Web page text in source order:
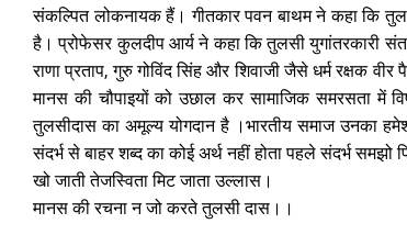
संकल्पित लोकनायक हैं। गीतकार पवन बाथम ने कहा कि
है। प्रोफेसर कुलदीप आर्य ने कहा कि तुलसी युगांतरकारी संत
राणा प्रताप, गुरु गोविंद सिंह और शिवाजी जैसे धर्म रक्षक
मानस की चौपाइयों को उछाल कर सामाजिक समरसता में
तुलसीदास का अमूल्य योगदान है ।भारतीय समाज उनका
संदर्भ से बाहर शब्द का कोई अर्थ नहीं होता पहले संदर्भ
खो जाती तेजस्विता मिट जाता उल्लास।
मानस की रचना न जो करते तुलसी दास।।